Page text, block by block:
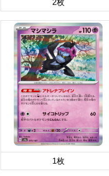
2枚
1枚